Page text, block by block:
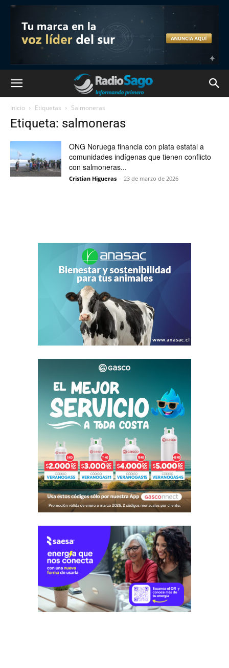
Inicio Etiquetas Salmoneras
Etiqueta: salmoneras
ONG Noruega financia con plata estatal a
comunidades indígenas que tienen conflicto
con salmoneras...
Cristian Higueras - 23 de marzo de 2026